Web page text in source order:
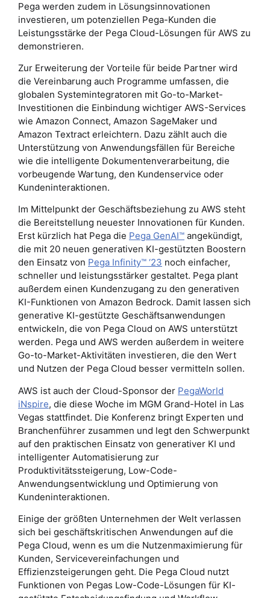
Pega werden zudem in Lösungsinnovationen
investieren, um potenziellen Pega-Kunden die
Leistungsstärke der Pega Cloud-Lösungen für AWS zu
demonstrieren.
Zur Erweiterung der Vorteile für beide Partner wird
die Vereinbarung auch Programme umfassen, die
globalen Systemintegratoren mit Go-to-Market-
Investitionen die Einbindung wichtiger AWS-Services
wie Amazon Connect, Amazon SageMaker und
Amazon Textract erleichtern. Dazu zählt auch die
Unterstützung von Anwendungsfällen für Bereiche
wie die intelligente Dokumentenverarbeitung, die
vorbeugende Wartung, den Kundenservice oder
Kundeninteraktionen.
Im Mittelpunkt der Geschäftsbeziehung zu AWS steht
die Bereitstellung neuester Innovationen für Kunden.
Erst kürzlich hat Pega die Pega GenAI™ angekündigt,
die mit 20 neuen generativen KI-gestützten Boostern
den Einsatz von Pega Infinity™ ‘23 noch einfacher,
schneller und leistungsstärker gestaltet. Pega plant
außerdem einen Kundenzugang zu den generativen
KI-Funktionen von Amazon Bedrock. Damit lassen sich
generative KI-gestützte Geschäftsanwendungen
entwickeln, die von Pega Cloud on AWS unterstützt
werden. Pega und AWS werden außerdem in weitere
Go-to-Market-Aktivitäten investieren, die den Wert
und Nutzen der Pega Cloud besser vermitteln sollen.
AWS ist auch der Cloud-Sponsor der PegaWorld
iNspire, die diese Woche im MGM Grand-Hotel in Las
Vegas stattfindet. Die Konferenz bringt Experten und
Branchenführer zusammen und legt den Schwerpunkt
auf den praktischen Einsatz von generativer KI und
intelligenter Automatisierung zur
Produktivitätssteigerung, Low-Code-
Anwendungsentwicklung und Optimierung von
Kundeninteraktionen.
Einige der größten Unternehmen der Welt verlassen
sich bei geschäftskritischen Anwendungen auf die
Pega Cloud, wenn es um die Nutzenmaximierung für
Kunden, Servicevereinfachungen und
Effizienzsteigerungen geht. Die Pega Cloud nutzt
Funktionen von Pegas Low-Code-Lösungen für KI-